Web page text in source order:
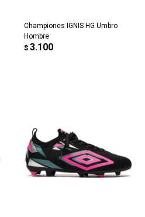
Championes IGNIS HG Umbro
Hombre
$ 3.100